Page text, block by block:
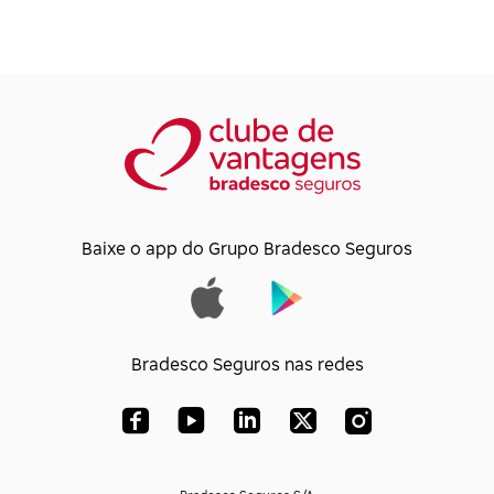
Baixe o app do Grupo Bradesco Seguros
Bradesco Seguros nas redes